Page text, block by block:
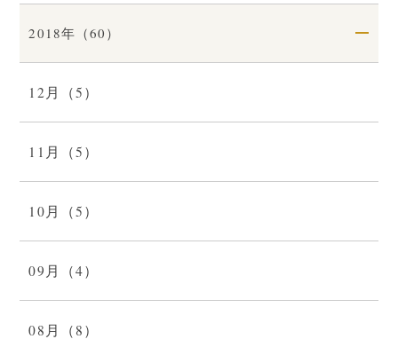
2018年（60）
12月（5）
11月（5）
10月（5）
09月（4）
08月（8）